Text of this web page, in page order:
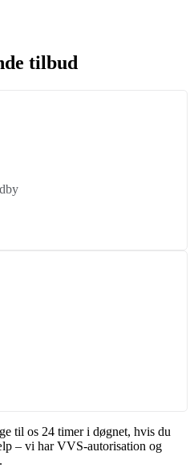
tilbud
til os 24 timer i døgnet, hvis du
– vi har VVS-autorisation og